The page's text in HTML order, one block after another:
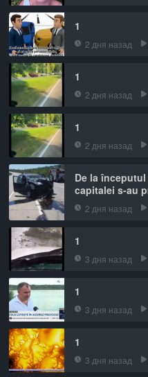
1
2 дня назад
1
2 дня назад
1
2 дня назад
De la
capitalei s-au
2 дня назад
1
3 дня назад
1
3 дня назад
1
3 дня назад